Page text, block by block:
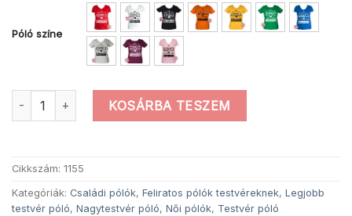
Póló színe
Női gratulálok nagytestvér póló mennyiség
KOSÁRBA TESZEM
Cikkszám: 1155
Kategóriák: Családi pólók, Feliratos pólók testvéreknek, Legjobb
testvér póló, Nagytestvér póló, Női pólók, Testvér póló